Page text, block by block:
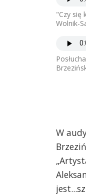
"Czy się
Wolnik-
W